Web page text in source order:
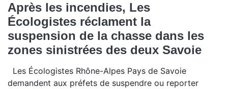
Après les incendies, Les
Écologistes réclament la
suspension de la chasse dans les
zones sinistrées des deux Savoie
Les Écologistes Rhône-Alpes Pays de Savoie
demandent aux préfets de suspendre ou reporter